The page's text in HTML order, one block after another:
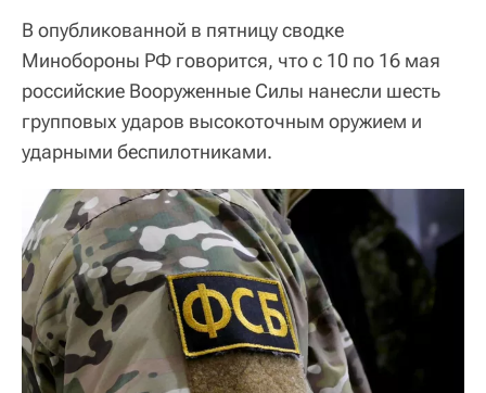
В опубликованной в пятницу сводке
Минобороны РФ говорится, что с 10 по 16 мая
российские Вооруженные Силы нанесли шесть
групповых ударов высокоточным оружием и
ударными беспилотниками.